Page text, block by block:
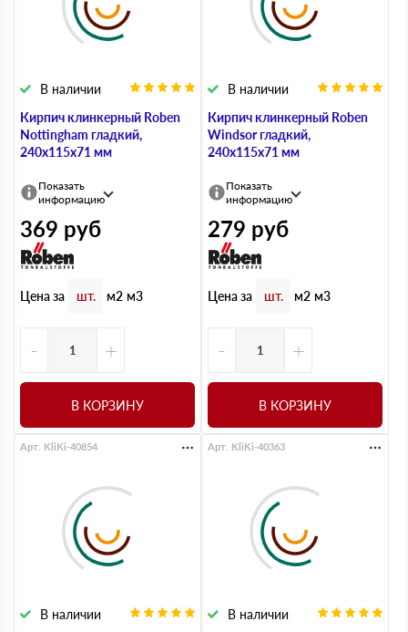
Кирпич клинкерный Roben
Nottingham гладкий,
240х115х71 мм
В наличии
Показать
информацию
369 руб
Цена за шт. м2 м3
- +
В КОРЗИНУ
Кирпич клинкерный Roben
Windsor гладкий,
240х115х71 мм
В наличии
Показать
информацию
279 руб
Цена за шт. м2 м3
- +
В КОРЗИНУ
В наличии
Арт. KliKi-40854
В наличии
Арт. KliKi-40363